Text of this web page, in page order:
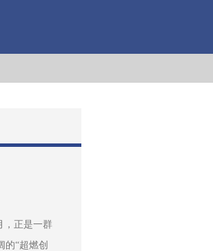
，正是一群
的“超燃创